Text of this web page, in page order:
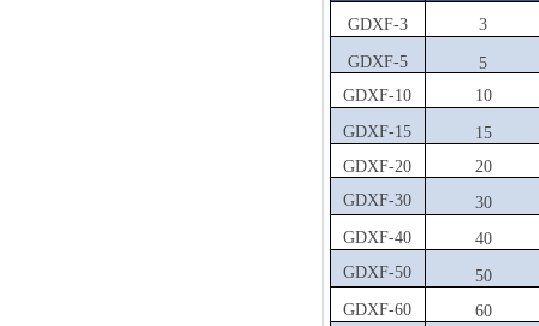
GDXF-3 3
GDXF-5
5
GDXF-10
10
GDXF-15
15
GDXF-20
20
GDXF-30
30
GDXF-40
40
GDXF-50
50
GDXF-60
60